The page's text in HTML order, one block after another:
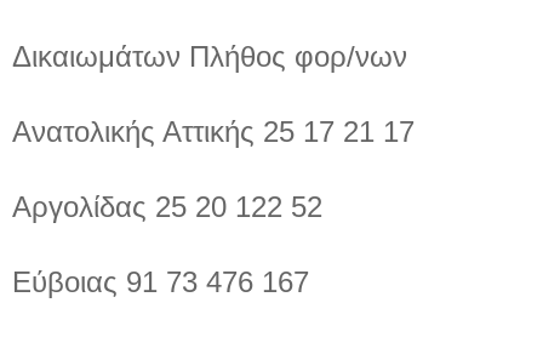
Δικαιωμάτων Πλήθος φορ/νων
Ανατολικής Αττικής 25 17 21 17
Αργολίδας 25 20 122 52
Εύβοιας 91 73 476 167